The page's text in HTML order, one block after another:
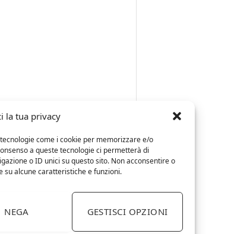
la tua privacy
come i cookie per memorizzare e/o
a queste tecnologie ci permetterà di
o ID unici su questo sito. Non acconsentire o
alcune caratteristiche e funzioni.
NEGA GESTISCI OPZIONI